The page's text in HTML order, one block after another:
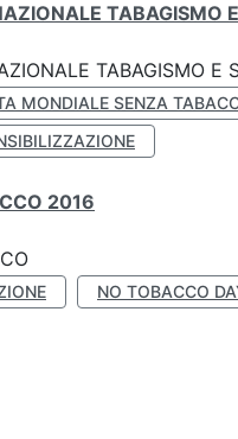
TABAGISMO
TABAGISMO E
MONDIALE SENZA
2016
NO TOBACCO